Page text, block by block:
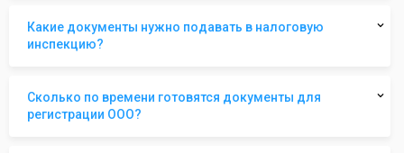
Какие документы нужно подавать в налоговую
инспекцию?
Сколько по времени готовятся документы для
регистрации ООО?